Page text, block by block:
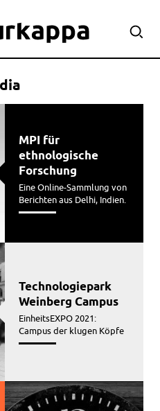
MPI für
ethnologische
Forschung
Eine Online-Sammlung von
Berichten aus Delhi, Indien.
Technologiepark
Weinberg Campus
EinheitsEXPO 2021:
Campus der klugen Köpfe